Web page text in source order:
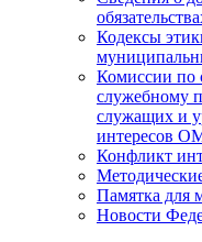
Кодексы
Комиссии по
служебному
служащих и
интересов
Конфликт
Памятка для
Новости